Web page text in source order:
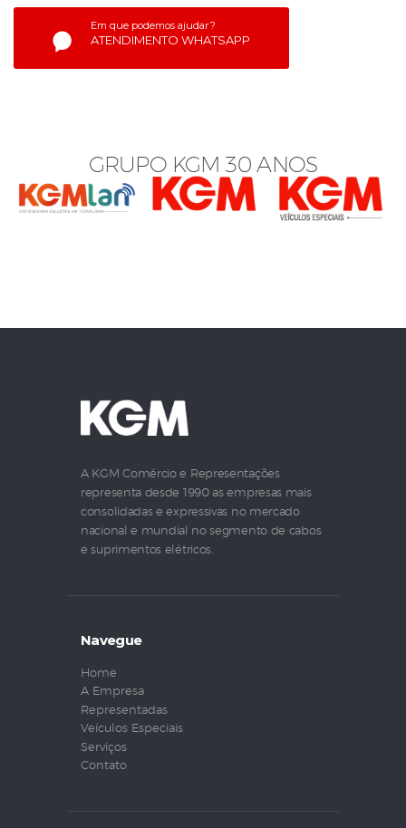
Em que podemos ajudar?
ATENDIMENTO WHATSAPP
GRUPO KGM 30 ANOS
A KGM Comércio e Representações
representa desde 1990 as empresas mais
consolidadas e expressivas no mercado
nacional e mundial no segmento de cabos
e suprimentos elétricos.
Navegue
Home
A Empresa
Representadas
Veículos Especiais
Serviços
Contato